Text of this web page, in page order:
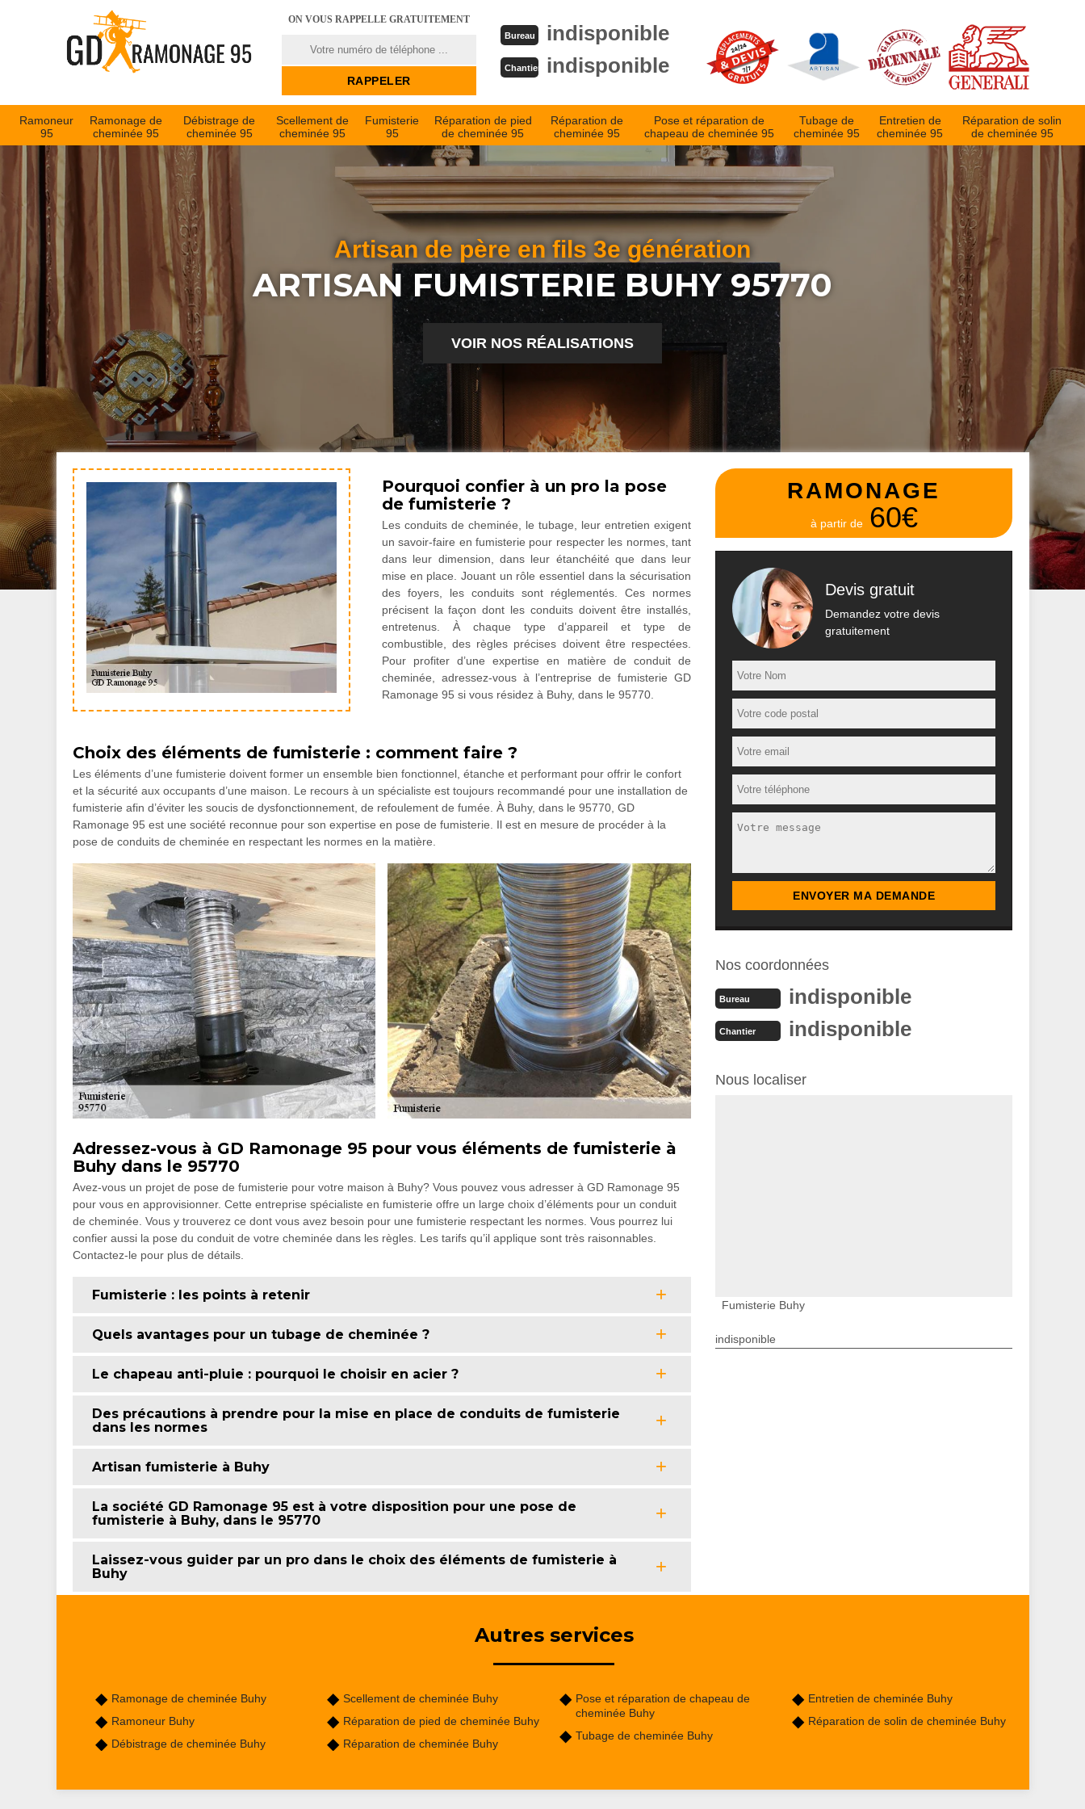
ON VOUS RAPPELLE GRATUITEMENT
Bureau indisponible
Chantier indisponible
Ramoneur
95
Ramonage de
cheminée 95
Débistrage de
cheminée 95
Scellement de
cheminée 95
Fumisterie
95
Réparation de pied
de cheminée 95
Réparation de
cheminée 95
Pose et réparation de
chapeau de cheminée 95
Tubage de
cheminée 95
Entretien de
cheminée 95
Réparation de solin
de cheminée 95
Artisan de père en fils 3e génération
ARTISAN FUMISTERIE BUHY 95770
VOIR NOS RÉALISATIONS
Pourquoi confier à un pro la pose
de fumisterie ?
Les conduits de cheminée, le tubage, leur entretien exigent
un savoir-faire en fumisterie pour respecter les normes, tant
dans leur dimension, dans leur étanchéité que dans leur
mise en place. Jouant un rôle essentiel dans la sécurisation
des foyers, les conduits sont réglementés. Ces normes
précisent la façon dont les conduits doivent être installés,
entretenus. À chaque type d’appareil et type de
combustible, des règles précises doivent être respectées.
Pour profiter d’une expertise en matière de conduit de
cheminée, adressez-vous à l’entreprise de fumisterie GD
Ramonage 95 si vous résidez à Buhy, dans le 95770.
Choix des éléments de fumisterie : comment faire ?
Les éléments d’une fumisterie doivent former un ensemble bien fonctionnel, étanche et performant pour offrir le confort
et la sécurité aux occupants d’une maison. Le recours à un spécialiste est toujours recommandé pour une installation de
fumisterie afin d’éviter les soucis de dysfonctionnement, de refoulement de fumée. À Buhy, dans le 95770, GD
Ramonage 95 est une société reconnue pour son expertise en pose de fumisterie. Il est en mesure de procéder à la
pose de conduits de cheminée en respectant les normes en la matière.
Adressez-vous à GD Ramonage 95 pour vous éléments de fumisterie à
Buhy dans le 95770
Avez-vous un projet de pose de fumisterie pour votre maison à Buhy? Vous pouvez vous adresser à GD Ramonage 95
pour vous en approvisionner. Cette entreprise spécialiste en fumisterie offre un large choix d’éléments pour un conduit
de cheminée. Vous y trouverez ce dont vous avez besoin pour une fumisterie respectant les normes. Vous pourrez lui
confier aussi la pose du conduit de votre cheminée dans les règles. Les tarifs qu’il applique sont très raisonnables.
Contactez-le pour plus de détails.
Fumisterie : les points à retenir
Quels avantages pour un tubage de cheminée ?
Le chapeau anti-pluie : pourquoi le choisir en acier ?
Des précautions à prendre pour la mise en place de conduits de fumisterie
dans les normes
Artisan fumisterie à Buhy
La société GD Ramonage 95 est à votre disposition pour une pose de
fumisterie à Buhy, dans le 95770
Laissez-vous guider par un pro dans le choix des éléments de fumisterie à
Buhy
RAMONAGE
à partir de 60€
Devis gratuit
Demandez votre devis
gratuitement
Nos coordonnées
Bureau indisponible
Chantier indisponible
Nous localiser
Fumisterie Buhy
indisponible
Autres services
Ramonage de cheminée Buhy
Ramoneur Buhy
Débistrage de cheminée Buhy
Scellement de cheminée Buhy
Réparation de pied de cheminée Buhy
Réparation de cheminée Buhy
Pose et réparation de chapeau de
cheminée Buhy
Tubage de cheminée Buhy
Entretien de cheminée Buhy
Réparation de solin de cheminée Buhy